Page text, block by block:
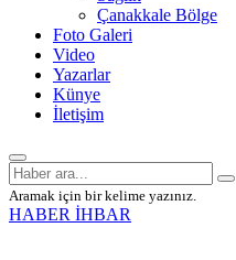
Çanakkale Bölge
Foto Galeri
Video
Yazarlar
Künye
İletişim
Aramak için bir kelime yazınız.
HABER İHBAR